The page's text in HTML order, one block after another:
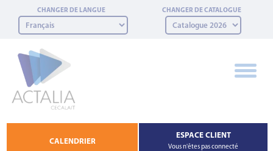
Panneau de gestion des cookies
CHANGER DE LANGUE CHANGER DE CATALOGUE
CALENDRIER
ESPACE CLIENT
Vous n'êtes pas connecté